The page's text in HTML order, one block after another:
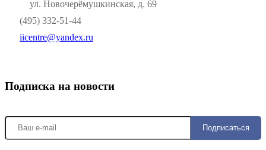
ул. Новочерёмушкинская, д. 69
(495) 332-51-44
iicentre@yandex.ru
Подписка на новости
Подписаться